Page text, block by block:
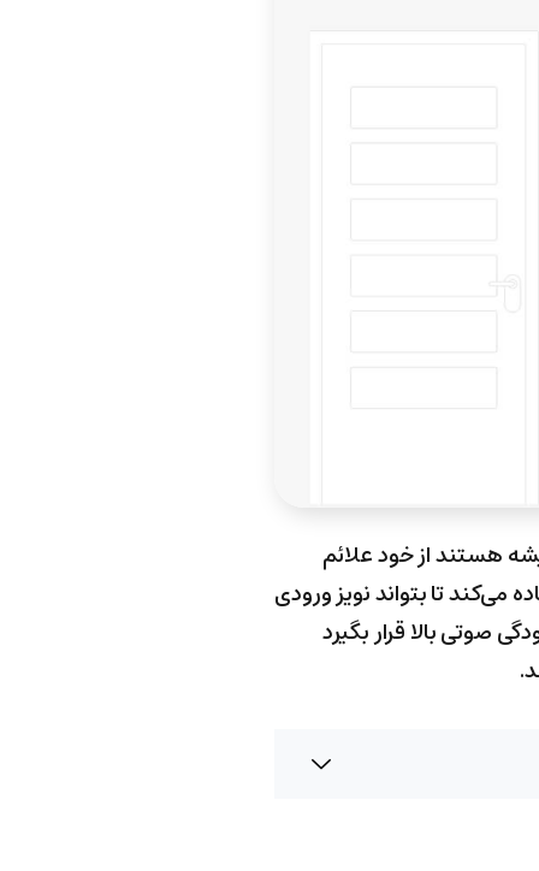
هستند از خود علائم
تا بتواند نویز ورودی
صوتی بالا قرار بگیرد